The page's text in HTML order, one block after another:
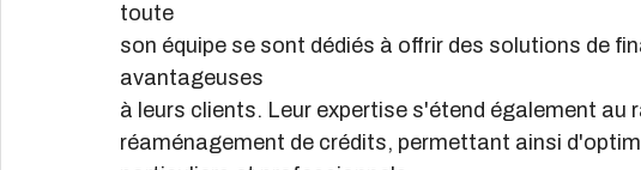
toute
son équipe se sont dédiés à offrir des solutions de
avantageuses
à leurs clients. Leur expertise s'étend également au
réaménagement de crédits, permettant ainsi